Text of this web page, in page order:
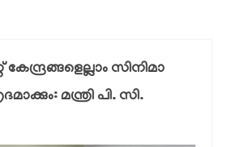
കേന്ദ്രങ്ങളെല്ലാം സിനിമാ
മന്ത്രി പി. സി.